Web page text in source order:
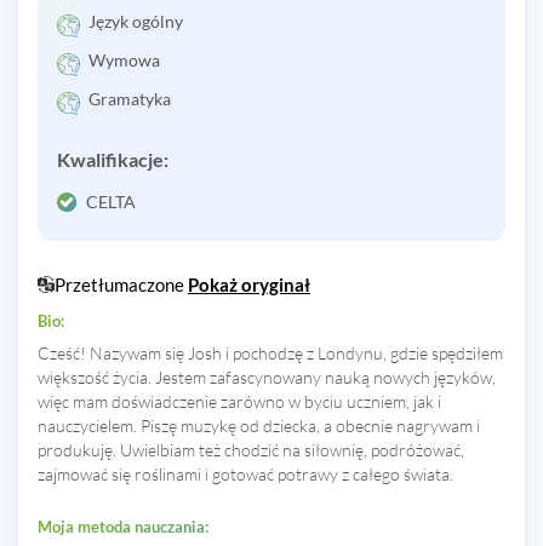
Język ogólny
Wymowa
Gramatyka
Kwalifikacje:
CELTA
Przetłumaczone Pokaż oryginał
Bio:
Cześć! Nazywam się Josh i pochodzę z Londynu, gdzie spędziłem
większość życia. Jestem zafascynowany nauką nowych języków,
więc mam doświadczenie zarówno w byciu uczniem, jak i
nauczycielem. Piszę muzykę od dziecka, a obecnie nagrywam i
produkuję. Uwielbiam też chodzić na siłownię, podróżować,
zajmować się roślinami i gotować potrawy z całego świata.
Moja metoda nauczania: